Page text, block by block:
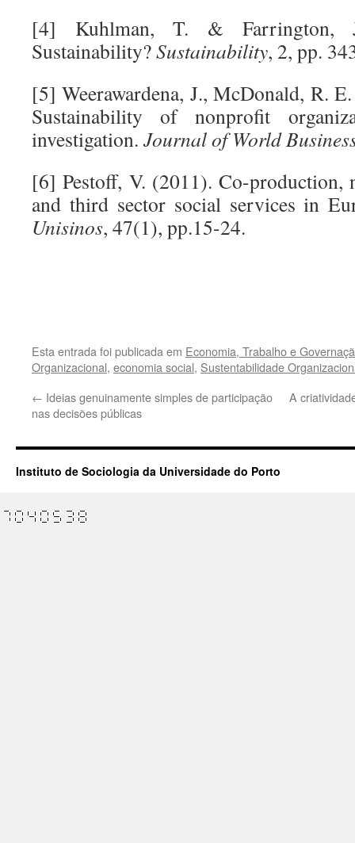
[4] Kuhlman, T. & Farrington,
Sustainability?Sustainability, 2, pp.
[5] Weerawardena, J., McDonald, R.
Sustainability of nonprofit
investigation. Journal of World
[6] Pestoff, V. (2011). Co-production,
and third sector social services in
Unisinos, 47(1), pp.15-24.
Esta entrada foi publicada em Economia, Trabalho e
Organizacional, economia social, Sustentabilidade
← Ideias genuinamente simples de participação
nas decisões públicas
A
Instituto de Sociologia da Universidade do Porto